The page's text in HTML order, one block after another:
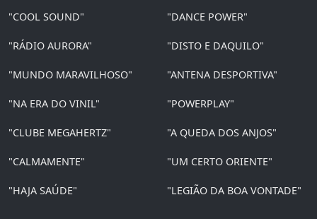
"COOL SOUND" "DANCE POWER"
"RÁDIO AURORA" "DISTO E DAQUILO"
"MUNDO MARAVILHOSO" "ANTENA DESPORTIVA"
"NA ERA DO VINIL" "POWERPLAY"
"CLUBE MEGAHERTZ" "A QUEDA DOS ANJOS"
"CALMAMENTE" "UM CERTO ORIENTE"
"HAJA SAÚDE" "LEGIÃO DA BOA VONTADE"